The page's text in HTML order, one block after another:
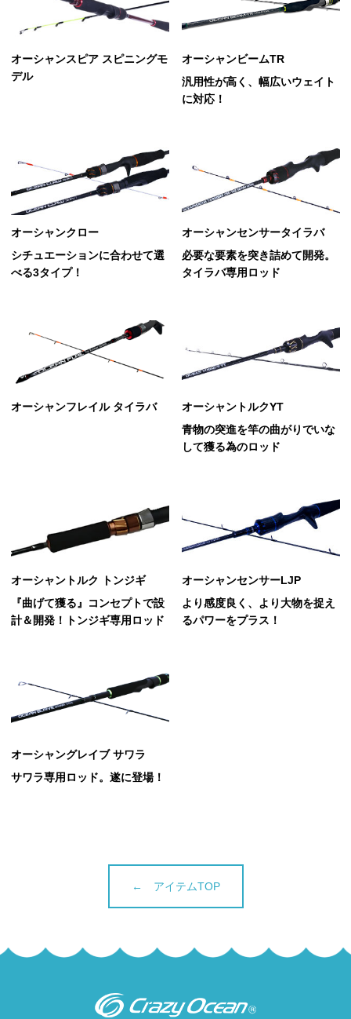
オーシャンスピア スピニングモ
デル
オーシャンビームTR
汎用性が高く、幅広いウェイト
に対応！
オーシャンクロー
シチュエーションに合わせて選
べる3タイプ！
オーシャンセンサータイラバ
必要な要素を突き詰めて開発。
タイラバ専用ロッド
オーシャンフレイル タイラバ
オーシャントルクYT
青物の突進を竿の曲がりでいな
して獲る為のロッド
オーシャントルク トンジギ
『曲げて獲る』コンセプトで設
計＆開発！トンジギ専用ロッド
オーシャンセンサーLJP
より感度良く、より大物を捉え
るパワーをプラス！
オーシャングレイブ サワラ
サワラ専用ロッド。遂に登場！
← アイテムTOP